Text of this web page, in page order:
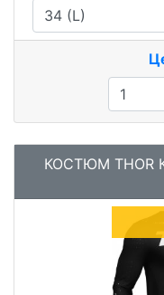
КОСТЮМ THOR